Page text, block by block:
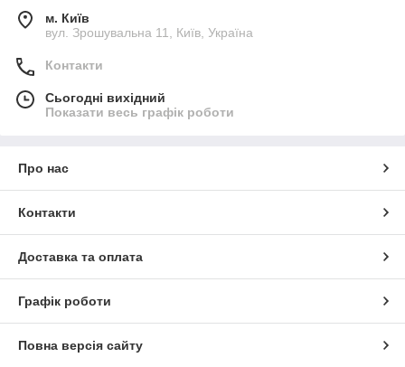
м. Київ
вул. Зрошувальна 11, Київ, Україна
Контакти
Сьогодні вихідний
Показати весь графік роботи
Про нас
Контакти
Доставка та оплата
Графік роботи
Повна версія сайту